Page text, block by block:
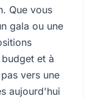
Que vous
gala ou une
et à
vers une
aujourd'hui